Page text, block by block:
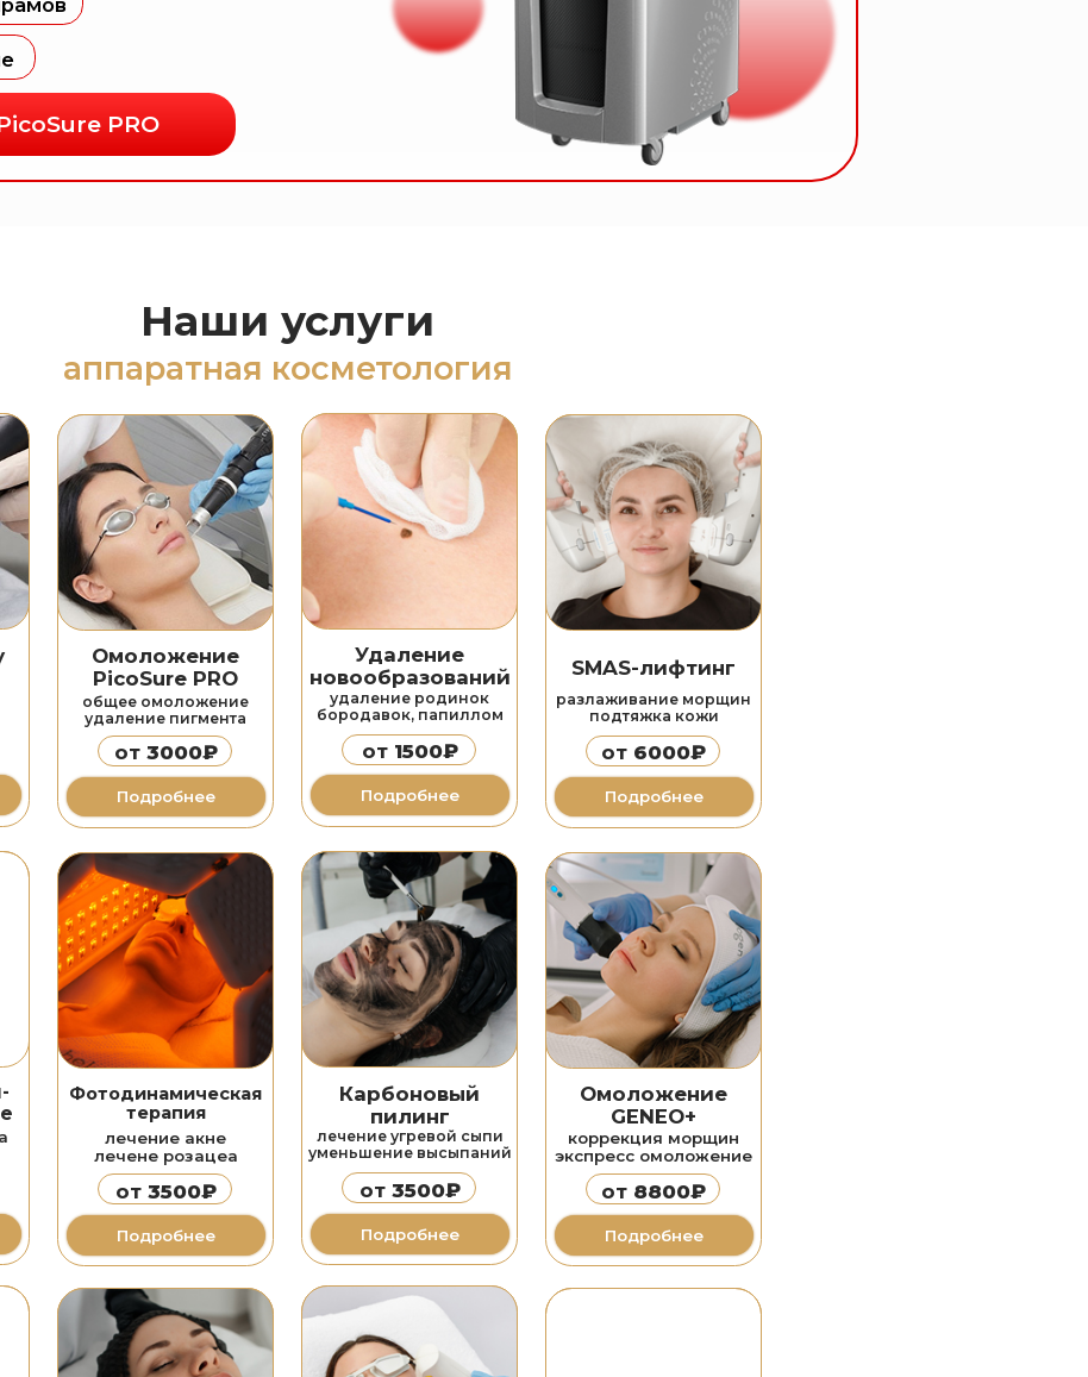
аппаратная косметология
Наши услуги
Подробнее
Подробнее
от6000₽
от3000₽
коррекция рубцов
коррекция растяжек
коррекция рубцов
омоложение кожи
Лазерное
омоложение resurFX
Лазерная
шлифовка
Подробнее
от 5000₽
лечение пигмента
омоложение кожи
Фотоомоложение
Stellar M22
Подробнее
Подробнее
Подробнее
Подробнее
от8800₽
от3500₽
от 6000₽
от3000₽
коррекция морщин
экспресс омоложение
лечение акне
лечене розацеа
разлаживание морщин
подтяжка кожи
общее омоложение
удаление пигмента
Омоложение
GENEO+
Фотодинамическая
терапия
Омоложение
Подробнее
Подробнее
от 3500₽
от 1500₽
лечение угревой сыпи
уменьшение высыпаний
удаление родинок
бородавок, папиллом
Карбоновый
пилинг
Удаление